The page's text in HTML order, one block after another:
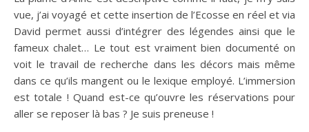
vue, j’ai voyagé et cette insertion de l’Ecosse en réel et via
David permet aussi d’intégrer des légendes ainsi que le
fameux chalet… Le tout est vraiment bien documenté on
voit le travail de recherche dans les décors mais même
dans ce qu’ils mangent ou le lexique employé. L’immersion
est totale ! Quand est-ce qu’ouvre les réservations pour
aller se reposer là bas ? Je suis preneuse !